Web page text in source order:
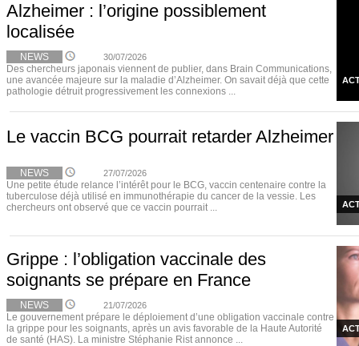
Alzheimer : l’origine possiblement
localisée
NEWS 30/07/2026
Des chercheurs japonais viennent de publier, dans Brain Communications,
une avancée majeure sur la maladie d’Alzheimer. On savait déjà que cette
pathologie détruit progressivement les connexions ...
Le vaccin BCG pourrait retarder Alzheimer
NEWS 27/07/2026
Une petite étude relance l’intérêt pour le BCG, vaccin centenaire contre la
tuberculose déjà utilisé en immunothérapie du cancer de la vessie. Les
chercheurs ont observé que ce vaccin pourrait ...
Grippe : l’obligation vaccinale des
soignants se prépare en France
NEWS 21/07/2026
Le gouvernement prépare le déploiement d’une obligation vaccinale contre
la grippe pour les soignants, après un avis favorable de la Haute Autorité
de santé (HAS). La ministre Stéphanie Rist annonce ...